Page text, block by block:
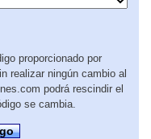
proporcionado por
realizar ningún cambio al
podrá rescindir el
se cambia.